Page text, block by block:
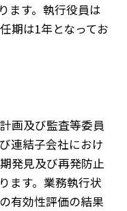
ます。執行役員は
期は1年となってお
画及び監査等委員
連結子会社におけ
発見及び再発防止
ます。業務執行状
有効性評価の結果